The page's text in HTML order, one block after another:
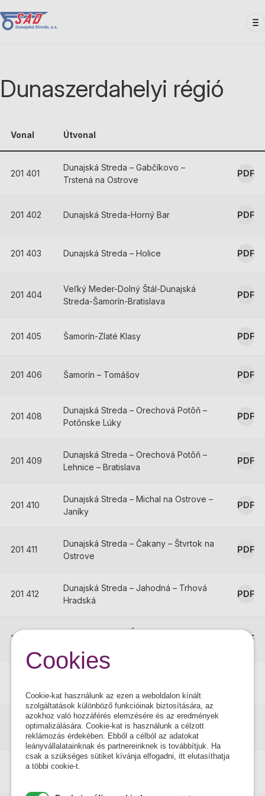
a
tartalomra
Dunaszerdahelyi régió
Vonal Útvonal
201 401
Dunajská Streda – Gabčíkovo –
Trstená na Ostrove
PDF
201 402 Dunajská Streda-Horný Bar PDF
201 403 Dunajská Streda – Holice PDF
201 404
Veľký Meder-Dolný Štál-Dunajská
Streda-Šamorín-Bratislava
PDF
201 405 Šamorín-Zlaté Klasy PDF
201 406 Šamorín – Tomášov PDF
201 408
Dunajská Streda – Orechová Potôň –
Potônske Lúky
PDF
201 409
Dunajská Streda – Orechová Potôň –
Lehnice – Bratislava
PDF
201 410
Dunajská Streda – Michal na Ostrove –
Janíky
PDF
201 411
Dunajská Streda – Čakany – Štvrtok na
Ostrove
PDF
201 412
Dunajská Streda – Jahodná – Trhová
Hradská
PDF
201 413
Dunajská Streda/Šamorín-Gabčíkovo-
PDF
201 415
Dunajská Streda – (Veľ. Meder) – Šaľa
– Nitra
201 416
Dunajská Streda-Dolný Štál-Veľký
Cookies
Cookie-kat használunk az ezen a weboldalon kínált
szolgáltatások különböző funkcióinak biztosítására, az
azokhoz való hozzáférés elemzésére és az eredmények
optimalizálására. Cookie-kat is használunk a célzott
reklámozás érdekében. Ebből a célból az adatokat
leányvállalatainknak és partnereinknek is továbbítjuk. Ha
csak a szükséges sütiket kívánja elfogadni, itt elutasíthatja
a többi cookie-t.